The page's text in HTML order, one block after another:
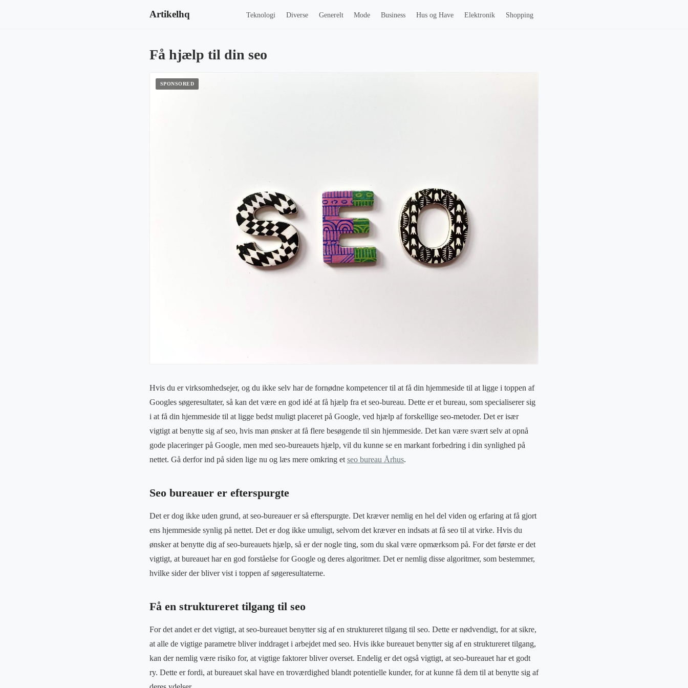
Artikelhq Teknologi Diverse Generelt Mode Business Hus og Have Elektronik Shopping
Få hjælp til din seo
Hvis du er virksomhedsejer, og du ikke selv har de fornødne kompetencer til at få din hjemmeside til at ligge i toppen af
Googles søgeresultater, så kan det være en god idé at få hjælp fra et seo-bureau. Dette er et bureau, som specialiserer sig
i at få din hjemmeside til at ligge bedst muligt placeret på Google, ved hjælp af forskellige seo-metoder. Det er især
vigtigt at benytte sig af seo, hvis man ønsker at få flere besøgende til sin hjemmeside. Det kan være svært selv at opnå
gode placeringer på Google, men med seo-bureauets hjælp, vil du kunne se en markant forbedring i din synlighed på
nettet. Gå derfor ind på siden lige nu og læs mere omkring et seo bureau Århus.
Seo bureauer er efterspurgte
Det er dog ikke uden grund, at seo-bureauer er så efterspurgte. Det kræver nemlig en hel del viden og erfaring at få gjort
ens hjemmeside synlig på nettet. Det er dog ikke umuligt, selvom det kræver en indsats at få seo til at virke. Hvis du
ønsker at benytte dig af seo-bureauets hjælp, så er der nogle ting, som du skal være opmærksom på. For det første er det
vigtigt, at bureauet har en god forståelse for Google og deres algoritmer. Det er nemlig disse algoritmer, som bestemmer,
hvilke sider der bliver vist i toppen af søgeresultaterne.
Få en struktureret tilgang til seo
For det andet er det vigtigt, at seo-bureauet benytter sig af en struktureret tilgang til seo. Dette er nødvendigt, for at sikre,
at alle de vigtige parametre bliver inddraget i arbejdet med seo. Hvis ikke bureauet benytter sig af en struktureret tilgang,
kan der nemlig være risiko for, at vigtige faktorer bliver overset. Endelig er det også vigtigt, at seo-bureauet har et godt
ry. Dette er fordi, at bureauet skal have en troværdighed blandt potentielle kunder, for at kunne få dem til at benytte sig af